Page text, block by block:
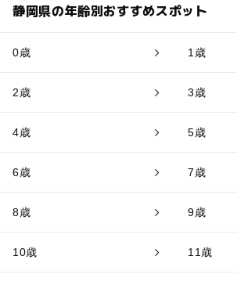
静岡県の年齢別おすすめスポット
0歳 1歳
2歳 3歳
4歳 5歳
6歳 7歳
8歳 9歳
10歳 11歳